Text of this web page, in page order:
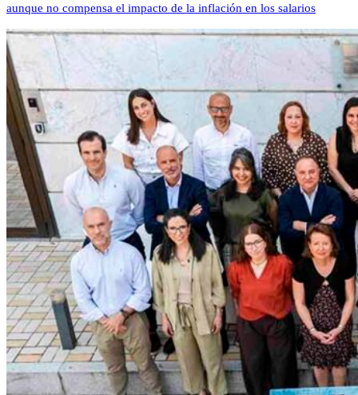
aunque no compensa el impacto de la inflación en los salarios